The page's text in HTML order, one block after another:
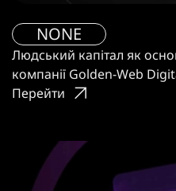
NONE
Людський капітал як
компанії Golden-Web
Перейти